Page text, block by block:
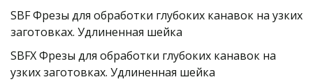
SBF Фрезы для обработки глубоких канавок на узких
заготовках. Удлиненная шейка
SBFX Фрезы для обработки глубоких канавок на
узких заготовках. Удлиненная шейка